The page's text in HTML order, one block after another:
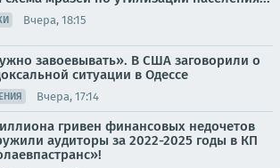
Вчера, 18:15
завоевывать». В США заговорили о
ситуации в Одессе
Вчера, 17:14
гривен финансовых недочетов
аудиторы за 2022-2025 годы в КП